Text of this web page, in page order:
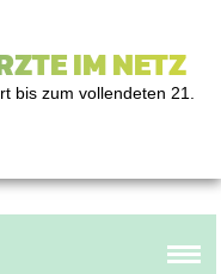
IM NETZ
bis zum vollendeten 21.